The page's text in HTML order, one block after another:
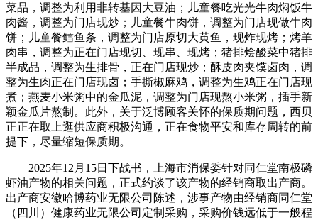
菜品，调整为利用非转基因大豆油；儿童餐吃光光牛肉焖饭牛
肉酱，调整为门店现炒；儿童餐牛肉饼，调整为门店现做牛肉
饼；儿童餐鳕鱼条，调整为门店原切大黄鱼，现炸现烤；烤羊
肉串，调整为正在门店现切、现串、现烤；猪排烩酸菜中猪排
半成品，调整为生排骨，正在门店现炒；酥皮肉夹馍卤肉，调
整为生肉正在门店现卤；手撕椒麻鸡，调整为生鸡正在门店现
煮；燕麦小米粥中的金瓜泥，调整为门店现熬小米粥，插手新
颖金瓜片熬制。此外，关于泛博顾客关怀的保质期问题，西贝
正正在取上逛供应商积极沟通，正在食物平安和库存周转的前
提下，尽量缩短保质期。
2025年12月15日下战书，上海市消保委针对同仁堂南极磷
虾油产物的相关问题，正式约谈了该产物的经销商取出产商。
出产商安徽哈博药业无限公司陈述，涉事产物由经销商同仁堂
（四川）健康药业无限公司定制采购，采购价钱远低于一般程